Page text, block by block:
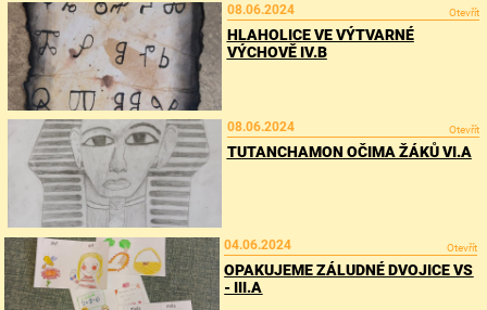
08.06.2024 Otevřít
HLAHOLICE VE VÝTVARNÉ
VÝCHOVĚ IV.B
08.06.2024 Otevřít
TUTANCHAMON OČIMA ŽÁKŮ VI.A
04.06.2024 Otevřít
OPAKUJEME ZÁLUDNÉ DVOJICE VS
- III.A